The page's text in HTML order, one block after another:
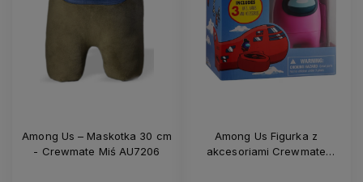
Among Us – Maskotka 30 cm
- Crewmate Miś AU7206
Among Us Figurka z
akcesoriami Crewmate